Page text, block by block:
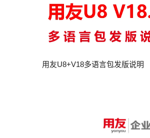
用友U8+V18多语言包发版说明